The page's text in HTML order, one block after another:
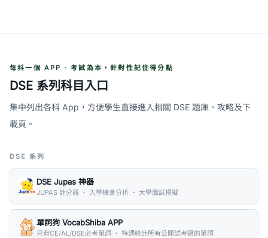
每科一個 APP · 考試為本，針對性記住得分點
DSE 系列科目入口
集中列出各科 App，方便學生直接進入相關 DSE 題庫、攻略及下
載頁。
DSE 系列
DSE Jupas 神器
JUPAS 計分器 ・ 入學機會分析 ・ 大學面試模擬
單詞狗 VocabShiba APP
只背CE/AL/DSE必考單詞 ・ 特調統計所有公開試考過的單詞